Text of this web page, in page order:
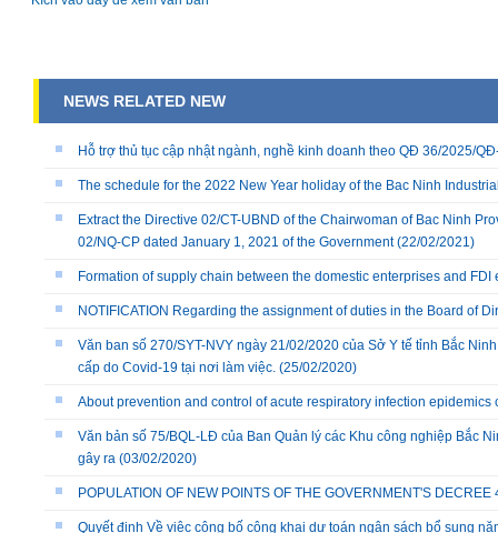
NEWS RELATED NEW
Hỗ trợ thủ tục cập nhật ngành, nghề kinh doanh theo QĐ 36/2025/
The schedule for the 2022 New Year holiday of the Bac Ninh
Extract the Directive 02/CT-UBND of the Chairwoman of Bac Ninh
02/NQ-CP dated January 1, 2021 of the Government(22/02/2021)
Formation of supply chain between the domestic enterprises and FDI
NOTIFICATION Regarding the assignment of duties in the Board of
Văn ban số 270/SYT-NVY ngày 21/02/2020 của Sở Y tế tỉnh Bắc
cấp do Covid-19 tại nơi làm việc. (25/02/2020)
About prevention and control of acute respiratory infection epidemics
Văn bản số 75/BQL-LĐ của Ban Quản lý các Khu công nghiệp Bắc
gây ra (03/02/2020)
POPULATION OF NEW POINTS OF THE GOVERNMENT'S
Quyết định Về việc công bố công khai dự toán ngân sách bổ sung